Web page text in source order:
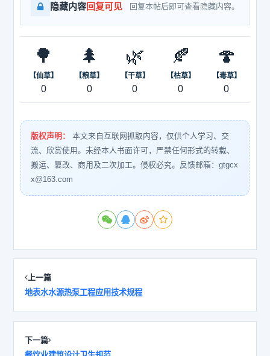
隐藏内容回复可见 回复本帖后即可查看隐藏内容。
🌳
【仙草】
0
🌲
【粮草】
0
🌿
【干草】
0
🍂
【枯草】
0
🍄
【毒草】
0
版权声明：
本文来自互联网抓取内容，仅供个人学习、交
流、欣赏使用。未经本人书面许可，严禁任何形式的转载、
搬运、篡改、商用及二次加工。侵权必究。反馈邮箱：gtgcx
x@163.com
上一篇
地表水水源热泵工程应用技术规程
下一篇